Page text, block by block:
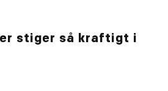
stiger så kraftigt i